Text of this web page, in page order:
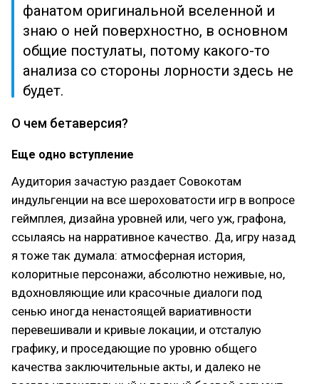
фанатом оригинальной вселенной и
знаю о ней поверхностно, в основном
общие постулаты, потому какого-то
анализа со стороны лорности здесь не
будет.
О чем бетаверсия?
Еще одно вступление
Аудитория зачастую раздает Совокотам
индульгенции на все шероховатости игр в вопросе
геймплея, дизайна уровней или, чего уж, графона,
ссылаясь на нарративное качество. Да, игру назад
я тоже так думала: атмосферная история,
колоритные персонажи, абсолютно неживые, но,
вдохновляющие или красочные диалоги под
сенью иногда ненастоящей вариативности
перевешивали и кривые локации, и отсталую
графику, и проседающие по уровню общего
качества заключительные акты, и далеко не